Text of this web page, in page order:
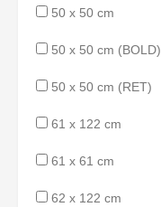
50 x 50 cm
50 x 50 cm (BOLD)
50 x 50 cm (RET)
61 x 122 cm
61 x 61 cm
62 x 122 cm